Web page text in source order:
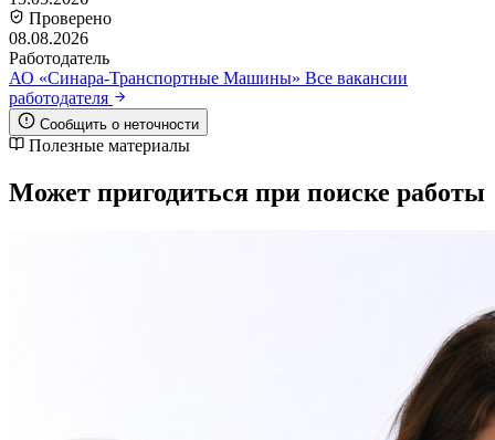
Проверено
08.08.2026
Работодатель
АО «Синара-Транспортные Машины» Все вакансии
работодателя
Сообщить о неточности
Полезные материалы
Может пригодиться при поиске работы